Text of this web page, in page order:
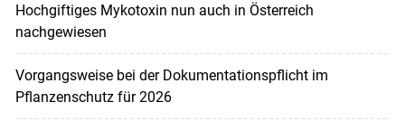
Hochgiftiges Mykotoxin nun auch in Österreich
nachgewiesen
Vorgangsweise bei der Dokumentationspflicht im
Pflanzenschutz für 2026